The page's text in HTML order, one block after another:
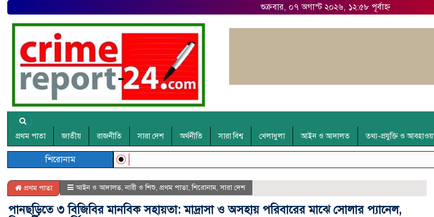
শুক্রবার, ০৭ অগাস্ট ২০২৬, ১২:৫৮ পূর্বাহ্ন
প্রথম পাতা জাতীয় রাজনীতি সারা দেশ অর্থনীতি সারা বিশ্ব খেলাধুলা আইন ও আদালত তথ্য-প্রযুক্তি ও
শিরোনাম
প্রথম পাতা আইন ও আদালত,নারী ও শিশু, প্রথম পাতা,শিরোনাম,সারা দেশ
পানছড়িতে ৩ বিজিবির মানবিক সহায়তা: মাদ্রাসা ও অসহায় পরিবারের মাঝে সোলার প্যানেল,